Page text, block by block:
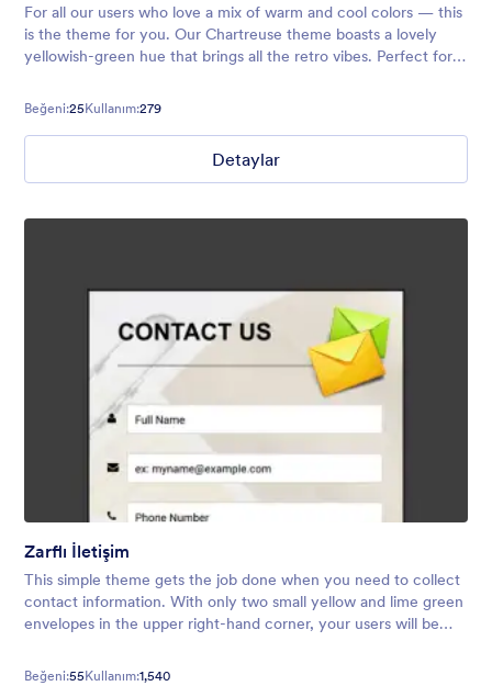
For all our users who love a mix of warm and cool colors — this
is the theme for you. Our Chartreuse theme boasts a lovely
yellowish-green hue that brings all the retro vibes. Perfect for
Beğeni:25Kullanım:279
Detaylar
Zarflı İletişim
This simple theme gets the job done when you need to collect
contact information. With only two small yellow and lime green
envelopes in the upper right-hand corner, your users will be
details!
Beğeni:55Kullanım:1,540